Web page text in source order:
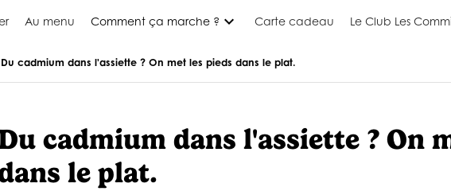
Au menu Comment ça marche ? expand_more Carte cadeau Le Club Les
Du cadmium dans l'assiette ? On met les pieds dans le plat.
cadmium dans l'assiette ? On
le plat.